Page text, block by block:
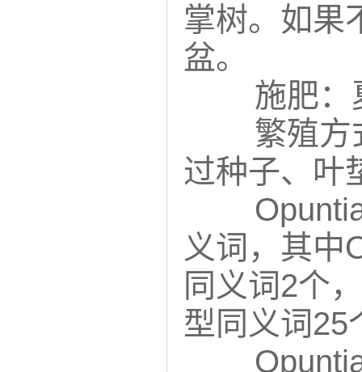
掌树。如果
盆。
施肥
繁殖方式
过种子、叶
义词，其中
同义词2个
型同义词25